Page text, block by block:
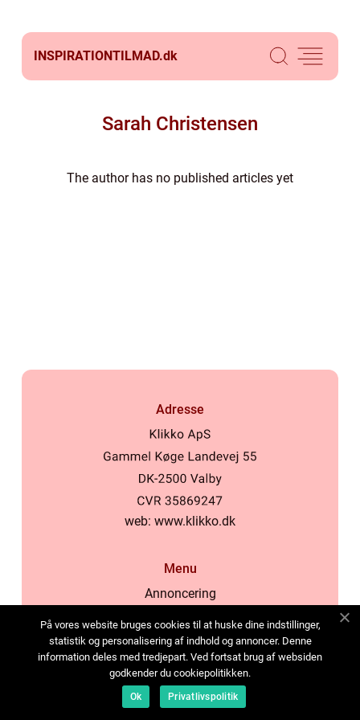
INSPIRATIONTILMAD.dk
Sarah Christensen
The author has no published articles yet
Adresse
web: www.klikko.dk
Menu
Annoncering
Cookies
Kontakt os
Sitemap
På vores website bruges cookies til at huske dine indstillinger,
statistik og personalisering af indhold og annoncer. Denne
information deles med tredjepart. Ved fortsat brug af websiden
godkender du cookiepolitikken.
Ok Privatlivspolitik